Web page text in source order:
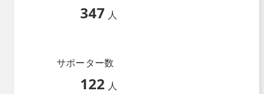
347 人
サポーター数
122 人